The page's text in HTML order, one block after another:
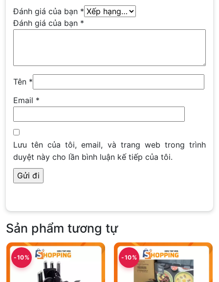
Đánh giá của bạn *
Đánh giá của bạn *
Tên *
Email *
Lưu tên của tôi, email, và trang web trong trình
duyệt này cho lần bình luận kế tiếp của tôi.
Sản phẩm tương tự
-10% -10%